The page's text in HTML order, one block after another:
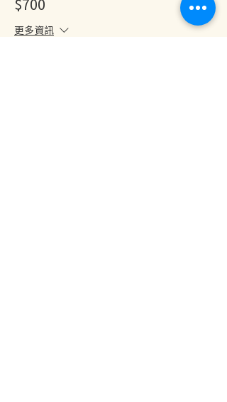
更多資訊